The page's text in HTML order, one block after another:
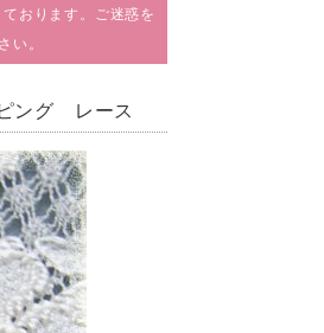
おります。ご迷惑を
い。
ング レース